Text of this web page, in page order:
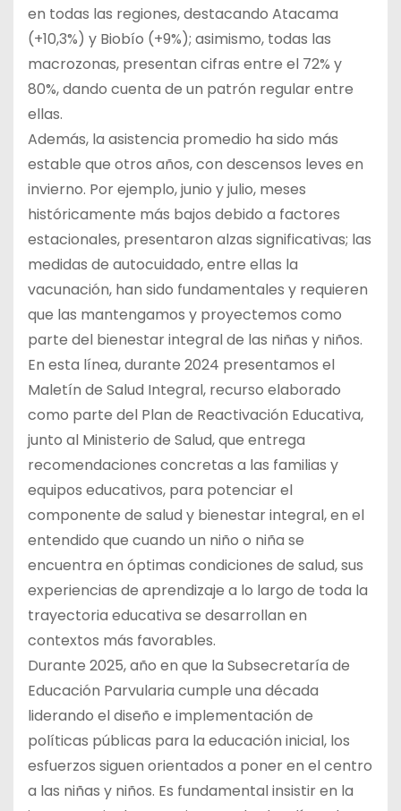
en todas las regiones, destacando Atacama
(+10,3%) y Biobío (+9%); asimismo, todas las
macrozonas, presentan cifras entre el 72% y
80%, dando cuenta de un patrón regular entre
ellas.
Además, la asistencia promedio ha sido más
estable que otros años, con descensos leves en
invierno. Por ejemplo, junio y julio, meses
históricamente más bajos debido a factores
estacionales, presentaron alzas significativas; las
medidas de autocuidado, entre ellas la
vacunación, han sido fundamentales y requieren
que las mantengamos y proyectemos como
parte del bienestar integral de las niñas y niños.
En esta línea, durante 2024 presentamos el
Maletín de Salud Integral, recurso elaborado
como parte del Plan de Reactivación Educativa,
junto al Ministerio de Salud, que entrega
recomendaciones concretas a las familias y
equipos educativos, para potenciar el
componente de salud y bienestar integral, en el
entendido que cuando un niño o niña se
encuentra en óptimas condiciones de salud, sus
experiencias de aprendizaje a lo largo de toda la
trayectoria educativa se desarrollan en
contextos más favorables.
Durante 2025, año en que la Subsecretaría de
Educación Parvularia cumple una década
liderando el diseño e implementación de
políticas públicas para la educación inicial, los
esfuerzos siguen orientados a poner en el centro
a las niñas y niños. Es fundamental insistir en la